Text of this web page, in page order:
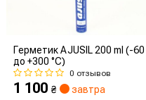
Герметик AJUSIL 200 ml (-60
до +300 °С)
0 отзывов
1 100 ₴ завтра